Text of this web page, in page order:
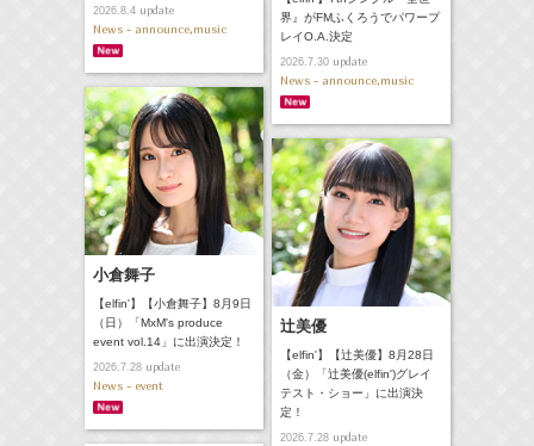
2026.8.4update
News - announce,music
界』がFMふくろうでパワープ
レイO.A.決定
2026.7.30update
News - announce,music
小倉舞子
【elfin'】【小倉舞子】8月9日
（日）「MxM's produce
event vol.14」に出演決定！
2026.7.28update
News - event
辻美優
【elfin'】【辻美優】8月28日
（金）「辻美優(elfin')グレイ
テスト・ショー」に出演決
定！
2026.7.28update